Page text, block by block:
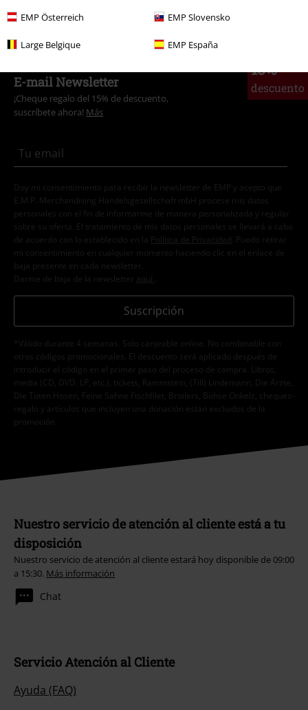
EMP Österreich EMP Slovensko
Large Belgique EMP España
Estilos Streetwear
15%
descuento
E-mail Newsletter
¡Cheque regalo del 15% de descuento,
suscríbete ahora! Más
Doy mi consentimiento para recibir la newsletter de EMP y acepto que
E.M.P. Merchandising Handelsgesellschaft mbH procese mis datos
personales con el fin de informarme de manera personalizada y regular
sobre su oferta. El tratamiento de mis datos personales se llevará a cabo
de acuerdo con lo establecido en la
Política de Privacidad . Puedo retirar
mi consentimiento en cualquier momento haciendo clic en el enlace de
baja presente en cada newsletter.
Darme de baja de la newsletter
aquí
Suscripción
*Válido durante 4 semanas. Solo canjeable online. No combinable con
otros códigos promocionales. El descuento será aplicado después de
introducir el código en el primer paso del proceso de compra. Libros,
media (CD, DVD, LP, etc.), tickets, Rammstein, (Till) Lindemann, Die Ärzte,
Die Toten Hosen, Feine Sahne Fischfilet, Broilers, Böhse Onkelz, cheques-
regalo y artículos que incluyen una donación están excluidos de la
promoción.
Nuestro servicio de atención al cliente está a tu
disposición
Nuestro servicio de atención al cliente estará hoy disponible de 09:00
a 15:30. Más información
Chat
Servicio Atención al Cliente
Ayuda (FAQ)